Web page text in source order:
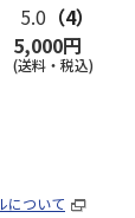
5.0 （4）
5,000円
(送料・税込)
について